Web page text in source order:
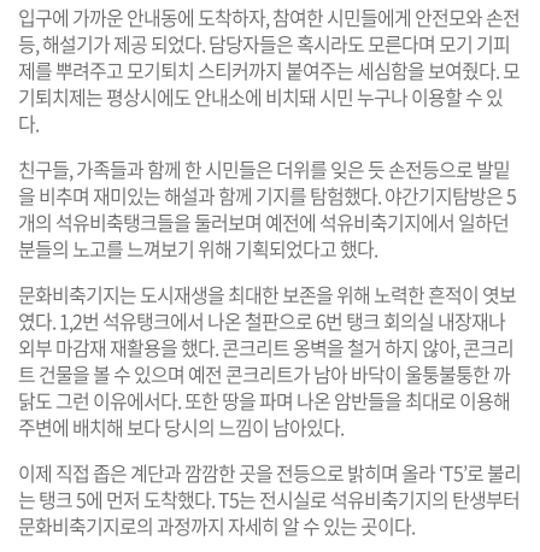
입구에 가까운 안내동에 도착하자, 참여한 시민들에게 안전모와 손전
등, 해설기가 제공 되었다. 담당자들은 혹시라도 모른다며 모기 기피
제를 뿌려주고 모기퇴치 스티커까지 붙여주는 세심함을 보여줬다. 모
기퇴치제는 평상시에도 안내소에 비치돼 시민 누구나 이용할 수 있
다.
친구들, 가족들과 함께 한 시민들은 더위를 잊은 듯 손전등으로 발밑
을 비추며 재미있는 해설과 함께 기지를 탐험했다. 야간기지탐방은 5
개의 석유비축탱크들을 둘러보며 예전에 석유비축기지에서 일하던
분들의 노고를 느껴보기 위해 기획되었다고 했다.
문화비축기지는 도시재생을 최대한 보존을 위해 노력한 흔적이 엿보
였다. 1,2번 석유탱크에서 나온 철판으로 6번 탱크 회의실 내장재나
외부 마감재 재활용을 했다. 콘크리트 옹벽을 철거 하지 않아, 콘크리
트 건물을 볼 수 있으며 예전 콘크리트가 남아 바닥이 울퉁불퉁한 까
닭도 그런 이유에서다. 또한 땅을 파며 나온 암반들을 최대로 이용해
주변에 배치해 보다 당시의 느낌이 남아있다.
이제 직접 좁은 계단과 깜깜한 곳을 전등으로 밝히며 올라 ‘T5’로 불리
는 탱크 5에 먼저 도착했다. T5는 전시실로 석유비축기지의 탄생부터
문화비축기지로의 과정까지 자세히 알 수 있는 곳이다.